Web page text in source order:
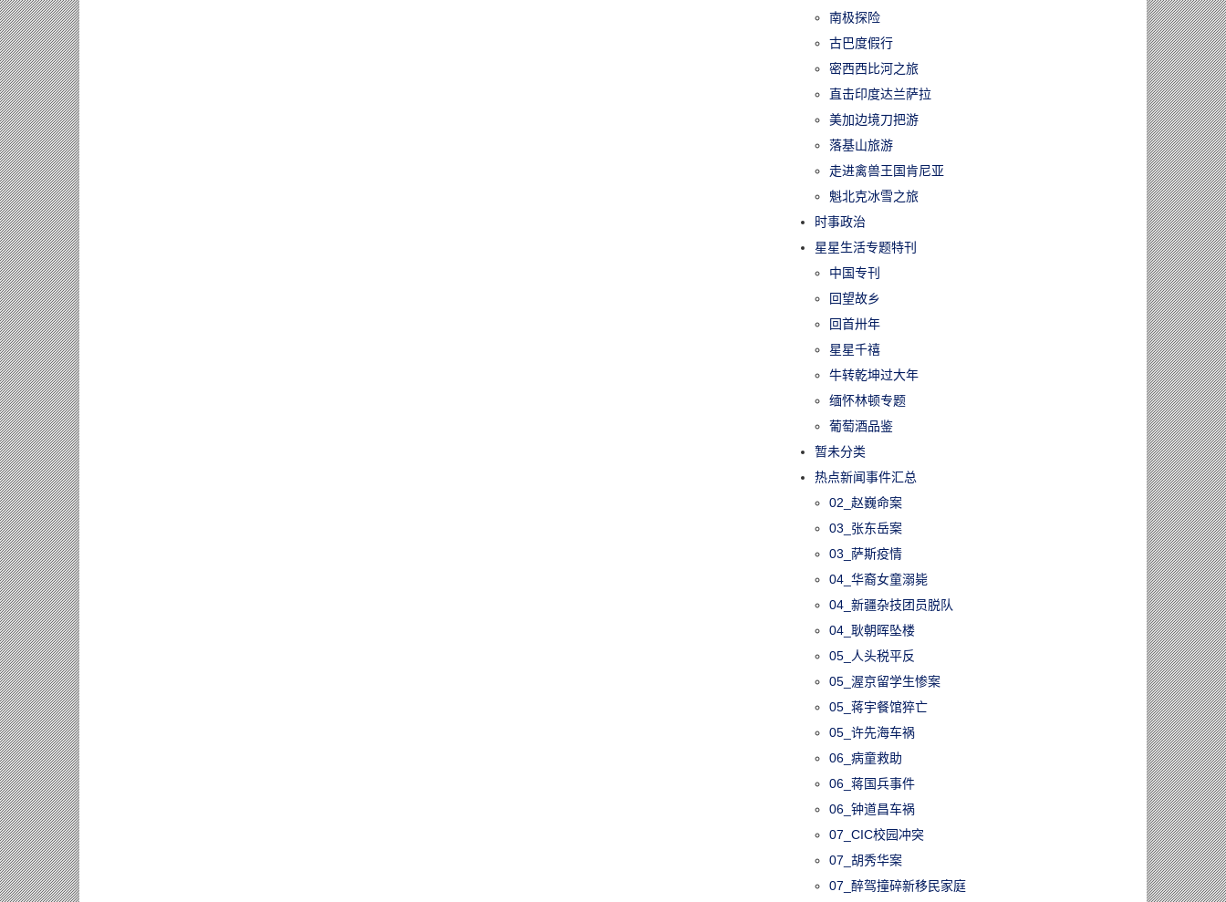
南极探险
古巴度假行
密西西比河之旅
直击印度达兰萨拉
美加边境刀把游
落基山旅游
走进禽兽王国肯尼亚
魁北克冰雪之旅
时事政治
星星生活专题特刊
中国专刊
回望故乡
回首卅年
星星千禧
牛转乾坤过大年
缅怀林顿专题
葡萄酒品鉴
暂未分类
热点新闻事件汇总
02_赵巍命案
03_张东岳案
03_萨斯疫情
04_华裔女童溺毙
04_新疆杂技团员脱队
04_耿朝晖坠楼
05_人头税平反
05_渥京留学生惨案
05_蒋宇餐馆猝亡
05_许先海车祸
06_病童救助
06_蒋国兵事件
06_钟道昌车祸
07_CIC校园冲突
07_胡秀华案
07_醉驾撞碎新移民家庭